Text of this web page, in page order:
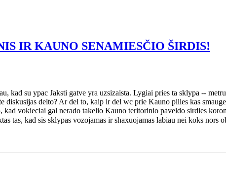
IR KAUNO SENAMIESČIO ŠIRDIS!
kad su ypac Jaksti gatve yra uzsizaista. Lygiai pries ta sklypa --
diskusijas delto? Ar del to, kaip ir del wc prie Kauno pilies kas
vokieciai gal nerado takelio Kauno teritorinio paveldo sirdies
tas, kad sis sklypas vozojamas ir shaxuojamas labiau nei koks